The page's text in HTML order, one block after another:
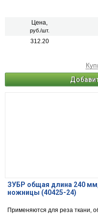
Цена,
руб./шт.
312.20
ЗУБР общая длина 240
ножницы (40425-24)
Применяются для реза ткани,